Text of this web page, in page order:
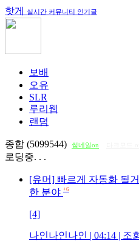
핫게 실시간 커뮤니티 인기글
보배
오유
SLR
루리웹
랜덤
종합 (5099544) 썸네일on
로딩중. . .
[유머] 빠르게 자동화 될
한 분야 +6
[4]
나인나인나인 | 04:14 | 조회